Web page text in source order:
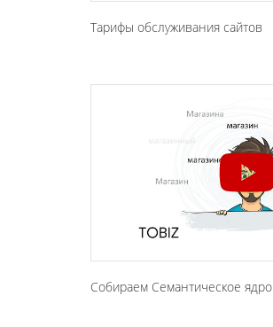
Тарифы обслуживания сайтов
Собираем Семантическое ядро